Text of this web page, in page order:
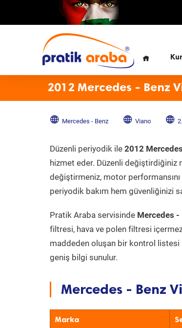
2012 Mercedes - Benz
Mercedes - Benz Viano
Düzenli periyodik ile 2012
hizmet eder. Düzenli değiştirdiğiniz
değiştirmeniz, motor performansını
periyodik bakım hem güvenliğinizi
Pratik Araba servisinde Mercedes -
filtresi, hava ve polen filtresi içermez.
maddeden oluşan bir kontrol listesi
geniş bilgi sunulur.
Mercedes - Benz
Marka